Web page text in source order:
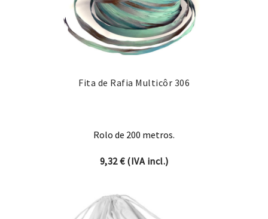
Fita de Rafia Multicôr 306
Rolo de 200 metros.
9,32€(IVA incl.)